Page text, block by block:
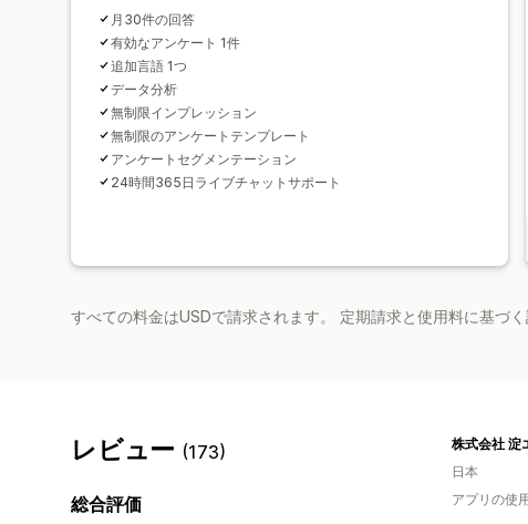
月30件の回答
有効なアンケート 1件
追加言語 1つ
データ分析
無制限インプレッション
無制限のアンケートテンプレート
アンケートセグメンテーション
24時間365日ライブチャットサポート
すべての料金はUSDで請求されます。 定期請求と使用料に基づ
レビュー (173)
総合評価
日本
アプリの使